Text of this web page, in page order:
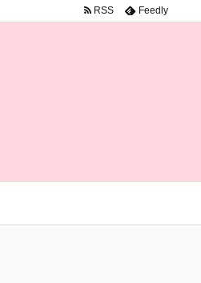
RSS Feedly